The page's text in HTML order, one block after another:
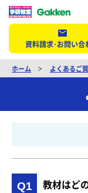
資料請求･お問い合
ホーム よくあるご
Q1 教材はど